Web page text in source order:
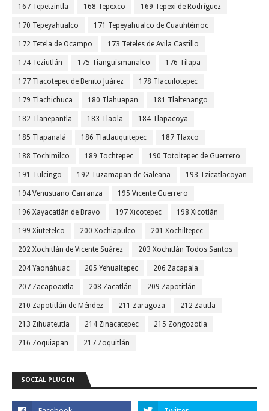
167 Tepetzintla 168 Tepexco 169 Tepexi de Rodríguez
170 Tepeyahualco 171 Tepeyahualco de Cuauhtémoc
172 Tetela de Ocampo 173 Teteles de Avila Castillo
174 Teziutlán 175 Tianguismanalco 176 Tilapa
177 Tlacotepec de Benito Juárez 178 Tlacuilotepec
179 Tlachichuca 180 Tlahuapan 181 Tlaltenango
182 Tlanepantla 183 Tlaola 184 Tlapacoya
185 Tlapanalá 186 Tlatlauquitepec 187 Tlaxco
188 Tochimilco 189 Tochtepec 190 Totoltepec de Guerrero
191 Tulcingo 192 Tuzamapan de Galeana 193 Tzicatlacoyan
194 Venustiano Carranza 195 Vicente Guerrero
196 Xayacatlán de Bravo 197 Xicotepec 198 Xicotlán
199 Xiutetelco 200 Xochiapulco 201 Xochiltepec
202 Xochitlán de Vicente Suárez 203 Xochitlán Todos Santos
204 Yaonáhuac 205 Yehualtepec 206 Zacapala
207 Zacapoaxtla 208 Zacatlán 209 Zapotitlán
210 Zapotitlán de Méndez 211 Zaragoza 212 Zautla
213 Zihuateutla 214 Zinacatepec 215 Zongozotla
216 Zoquiapan 217 Zoquitlán
SOCIAL PLUGIN